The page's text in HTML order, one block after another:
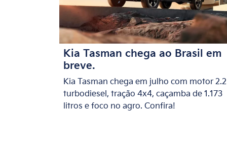
Kia Tasman chega ao Brasil em
breve.
Kia Tasman chega em julho com motor 2.2
turbodiesel, tração 4x4, caçamba de 1.173
litros e foco no agro. Confira!